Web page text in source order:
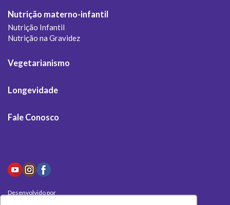
Nutrição materno-infantil
Nutrição Infantil
Nutrição na Gravidez
Vegetarianismo
Longevidade
Fale Conosco
Desenvolvido por